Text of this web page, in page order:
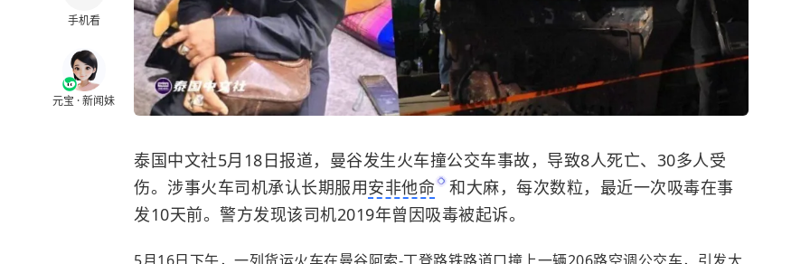
手机看
元宝 · 新闻妹
泰国中文社5月18日报道，曼谷发生火车撞公交车事故，导致8人死亡、30多人受
伤。涉事火车司机承认长期服用安非他命
和大麻，每次数粒，最近一次吸毒在事
发10天前。警方发现该司机2019年曾因吸毒被起诉。
5月16日下午，一列货运火车在曼谷阿索-丁登路铁路道口撞上一辆206路空调公交车，引发大